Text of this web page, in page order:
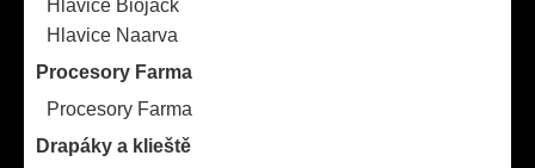
Hlavice Biojack
Hlavice Naarva
Procesory Farma
Procesory Farma
Drapáky a klieště